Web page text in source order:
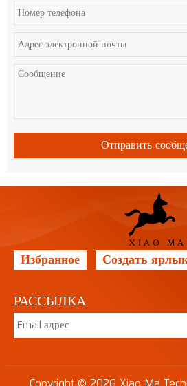
Отправить
Избранное Создать
РАССЫЛКА